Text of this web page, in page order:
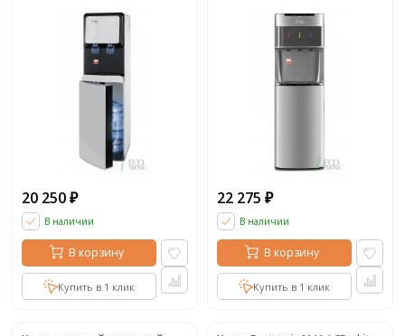
20 250 ₽
В наличии
В корзину
Купить в 1 клик
22 275 ₽
В наличии
В корзину
Купить в 1 клик